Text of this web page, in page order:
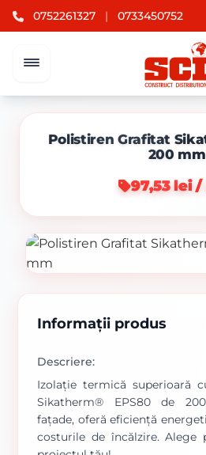
0752261327 | 0733450752
Polistiren Grafitat
200 mm
97,53 lei
Informații produs
Descriere:
Izolație termică superioară
Sikatherm® EPS80 de
fațade, oferă eficiență
costurile de încălzire. Alege